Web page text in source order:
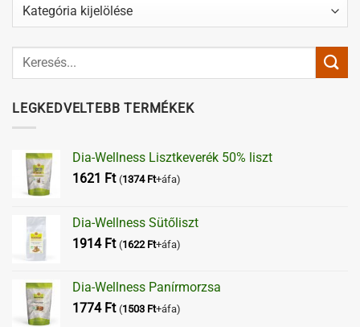
Kategóriák
LEGKEDVELTEBB TERMÉKEK
Dia-Wellness Lisztkeverék 50% liszt
1621 Ft (1374 Ft+áfa)
Dia-Wellness Sütőliszt
1914 Ft (1622 Ft+áfa)
Dia-Wellness Panírmorzsa
1774 Ft (1503 Ft+áfa)